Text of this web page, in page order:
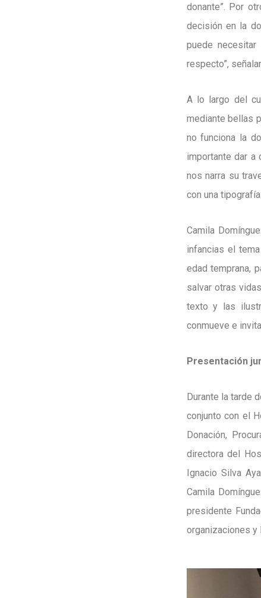
donante”. Por
decisión en la
puede
respecto”,
A lo largo del
mediante bellas
no funciona la
importante dar a
nos narra su
con una
Camila
infancias el
edad temprana,
salvar otras
texto y las
conmueve e
Presentación
Durante la tarde
conjunto con el
Donación,
directora del
Ignacio Silva
Camila
presidente
organizaciones y